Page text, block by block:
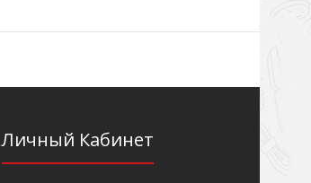
Личный Кабинет